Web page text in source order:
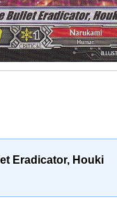
Eradicator, Houki